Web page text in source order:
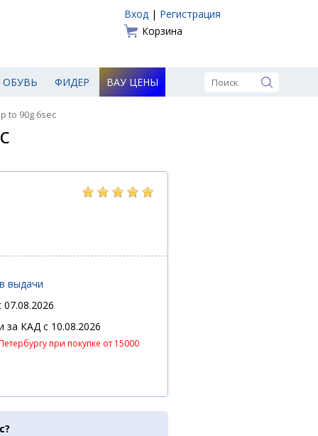
Вход | Регистрация
Корзина
ОБУВЬ ФИДЕР ВАУ ЦЕНЫ
to 90g 6sec
выдачи
за КАД c 10.08.2026
при покупке от 15000